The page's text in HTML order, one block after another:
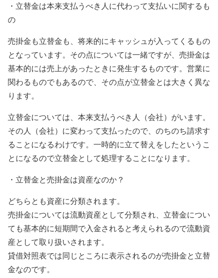
・立替金は本来支払うべき人に代わって支払いに関するも
の
売掛金も立替金も、将来的にキャッシュが入ってくるもの
となっています。その点については一緒ですが、売掛金は
基本的には売上があったときに発生するものです。営業に
関わるものでもあるので、その点が立替金とは大きく異な
ります。
立替金については、本来支払うべき人（会社）がいます。
その人（会社）に変わって支払ったので、のちのち請求す
ることになるわけです。一時的に立て替えをしたというこ
とになるので立替金として処理することになります。
・立替金と売掛金は資産なのか？
どちらとも資産に分類されます。
売掛金については流動資産として分類され、立替金につい
ても基本的に短期間で入金されると考えられるので流動資
産として取り扱いされます。
貸借対照表では同じところに表示されるのが売掛金と立替
金なのです。